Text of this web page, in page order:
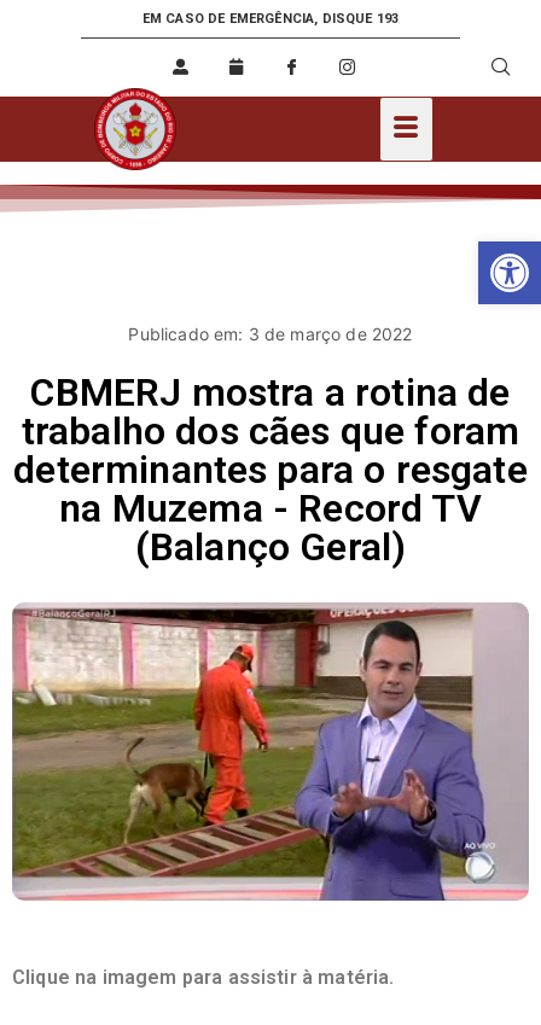
EM CASO DE EMERGÊNCIA, DISQUE 193
Publicado em: 3 de março de 2022
CBMERJ mostra a rotina de
trabalho dos cães que foram
determinantes para o resgate
na Muzema - Record TV
(Balanço Geral)
Clique na imagem para assistir à matéria.